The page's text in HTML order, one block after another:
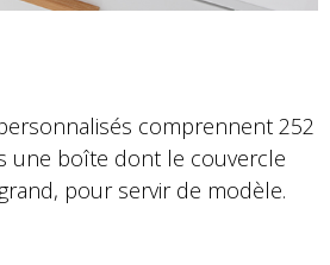
comprennent 252
une boîte dont le couvercle
pour servir de modèle.